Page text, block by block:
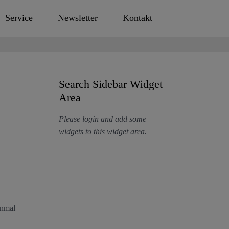
Service Newsletter Kontakt
Search Sidebar Widget
Area
Please login and add some
widgets to this widget area.